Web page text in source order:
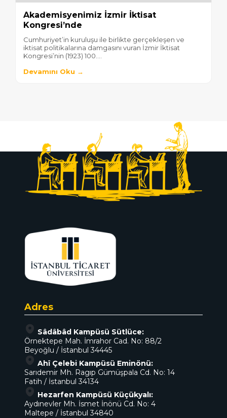
Akademisyenimiz İzmir İktisat
Kongresi’nde
Cumhuriyet’in kuruluşu ile birlikte gerçekleşen ve
iktisat politikalarına damgasını vuran İzmir İktisat
Kongresi’nin (1923) 100....
Devamını Oku →
Adres
Sâdâbâd Kampüsü Sütlüce:
Örnektepe Mah. İmrahor Cad. No: 88/2
Beyoğlu / İstanbul 34445
Ahî Çelebi Kampüsü Eminönü:
Sarıdemir Mh. Ragıp Gümüşpala Cd. No: 14
Fatih / İstanbul 34134
Hezarfen Kampüsü Küçükyalı:
Aydınevler Mh. İsmet İnönü Cd. No: 4
Maltepe / İstanbul 34840